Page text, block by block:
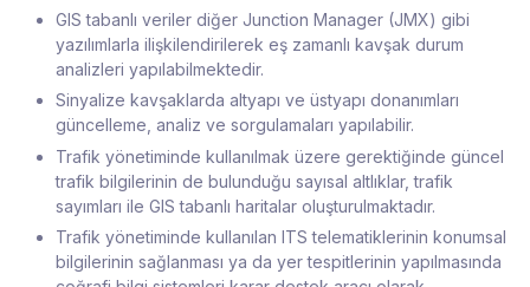
GIS tabanlı veriler diğer Junction Manager (JMX) gibi
yazılımlarla ilişkilendirilerek eş zamanlı kavşak durum
analizleri yapılabilmektedir.
Sinyalize kavşaklarda altyapı ve üstyapı donanımları
güncelleme, analiz ve sorgulamaları yapılabilir.
Trafik yönetiminde kullanılmak üzere gerektiğinde güncel
trafik bilgilerinin de bulunduğu sayısal altlıklar, trafik
sayımları ile GIS tabanlı haritalar oluşturulmaktadır.
Trafik yönetiminde kullanılan ITS telematiklerinin konumsal
bilgilerinin sağlanması ya da yer tespitlerinin yapılmasında